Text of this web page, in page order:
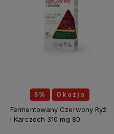
5% Okazja
Fermentowany Czerwony Ryż
i Karczoch 310 mg 80